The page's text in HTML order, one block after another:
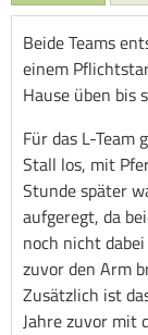
Beide Teams
einem
Hause üben bis
Für das L-Team
Stall los, mit
Stunde später
aufgeregt, da
noch nicht
zuvor den Arm
Zusätzlich ist
Jahre zuvor mit